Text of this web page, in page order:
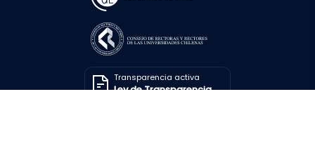
Transparencia activa
Ley de Transparencia